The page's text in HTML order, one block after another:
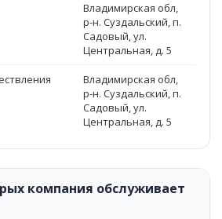
Владимирская обл,
р-н. Суздальский, п.
Садовый, ул.
Центральная, д. 5
Владимирская обл,
р-н. Суздальский, п.
Садовый, ул.
Центральная, д. 5
компания обслуживает